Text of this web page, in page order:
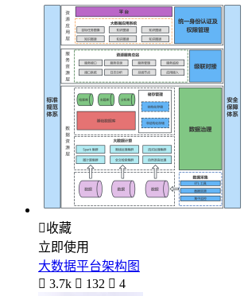
收藏
立即使用
大数据平台架构图
 3.7k  132  4